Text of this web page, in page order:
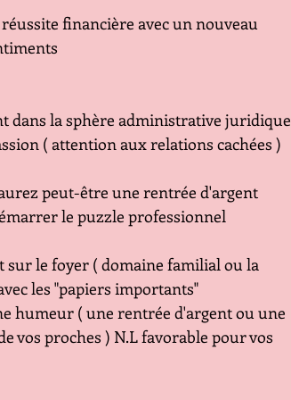
financière avec un nouveau
dans la sphère administrative juridique
( attention aux relations cachées )
peut-être une rentrée d'argent
le puzzle professionnel
sur le foyer ( domaine familial ou la
les "papiers importants"
humeur ( une rentrée d'argent ou une
vos proches ) N.L favorable pour vos